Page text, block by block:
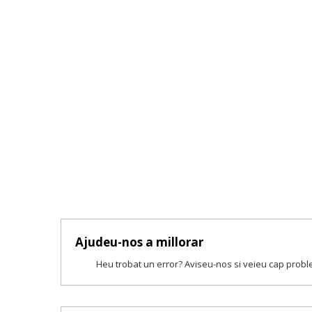
Ajudeu-nos a millorar
Heu trobat un error? Aviseu-nos si veieu cap